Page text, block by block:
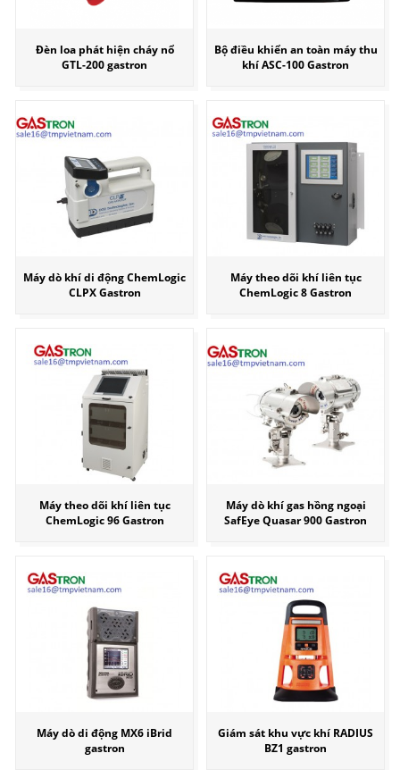
Đèn loa phát hiện cháy nổ
GTL-200 gastron
Bộ điều khiển an toàn máy thu
khí ASC-100 Gastron
Máy dò khí di động ChemLogic
CLPX Gastron
Máy theo dõi khí liên tục
ChemLogic 8 Gastron
Máy theo dõi khí liên tục
ChemLogic 96 Gastron
Máy dò khí gas hồng ngoại
SafEye Quasar 900 Gastron
Máy dò di động MX6 iBrid
gastron
Giám sát khu vực khí RADIUS
BZ1 gastron